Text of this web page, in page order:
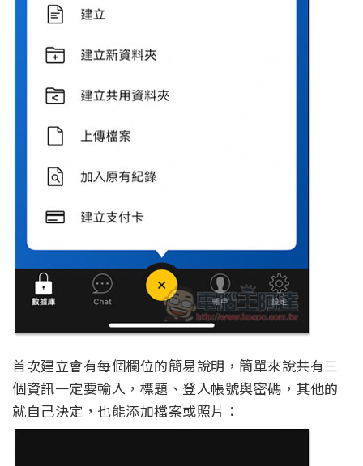
首次建立會有每個欄位的簡易說明，簡單來說共有三
個資訊一定要輸入，標題、登入帳號與密碼，其他的
就自己決定，也能添加檔案或照片：